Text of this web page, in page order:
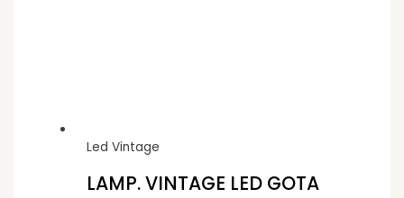
Led Vintage
LAMP. VINTAGE LED GOTA